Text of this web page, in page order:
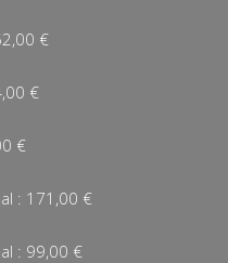
€
€
€
: 171,00 €
: 99,00 €